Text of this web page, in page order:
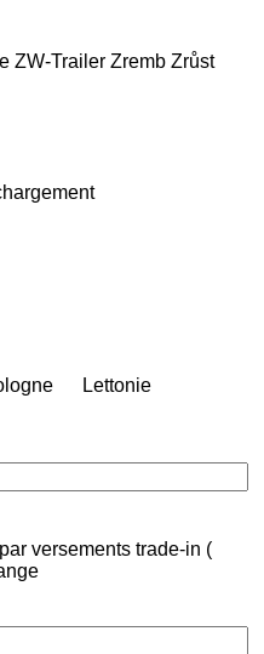
ZW-Trailer Zremb Zrůst
Lettonie
par versements trade-in (